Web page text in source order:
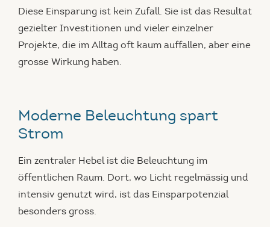
Diese Einsparung ist kein Zufall. Sie ist das Resultat
gezielter Investitionen und vieler einzelner
Projekte, die im Alltag oft kaum auffallen, aber eine
grosse Wirkung haben.
Moderne Beleuchtung spart
Strom
Ein zentraler Hebel ist die Beleuchtung im
öffentlichen Raum. Dort, wo Licht regelmässig und
intensiv genutzt wird, ist das Einsparpotenzial
besonders gross.